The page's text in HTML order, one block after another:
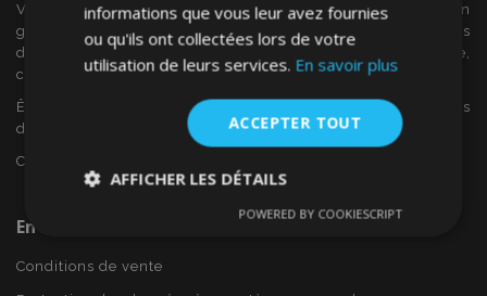
VTV voiture est un détaillant européen et fournisseur en
gros d'accessoires automobiles tels que:. les enjoliveurs, les
déflecteurs de vent, housses de siège, tapis de voiture,
couvertures de chrome et cadres ...
Êtes-vous intéressé par dropshipping ou voulez-vous
devenir notre partenaire?
Contactez-nous dès aujourd'hui!
En Savoir Plus Sur VTVAuto
Conditions de vente
informations que vous leur avez fournies
ou qu'ils ont collectées lors de votre
utilisation de leurs services. En savoir plus
ACCEPTER TOUT
AFFICHER LES DÉTAILS
Performance Ciblage
POWERED BY COOKIESCRIPT